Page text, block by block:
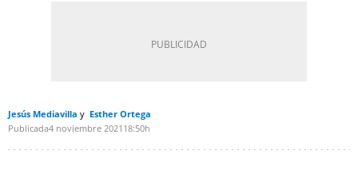
Jesús Mediavilla
Esther Ortega
Publicada4 noviembre 2021 18:50h